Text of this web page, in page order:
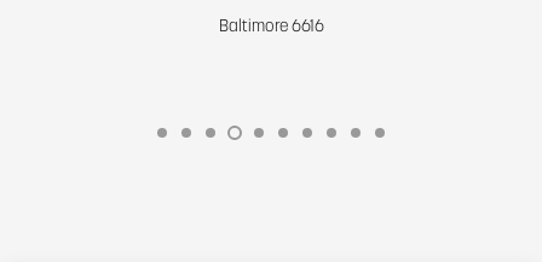
Baltimore 6616
Baltimore 6614